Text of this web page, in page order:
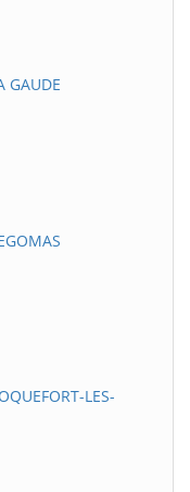
LES-